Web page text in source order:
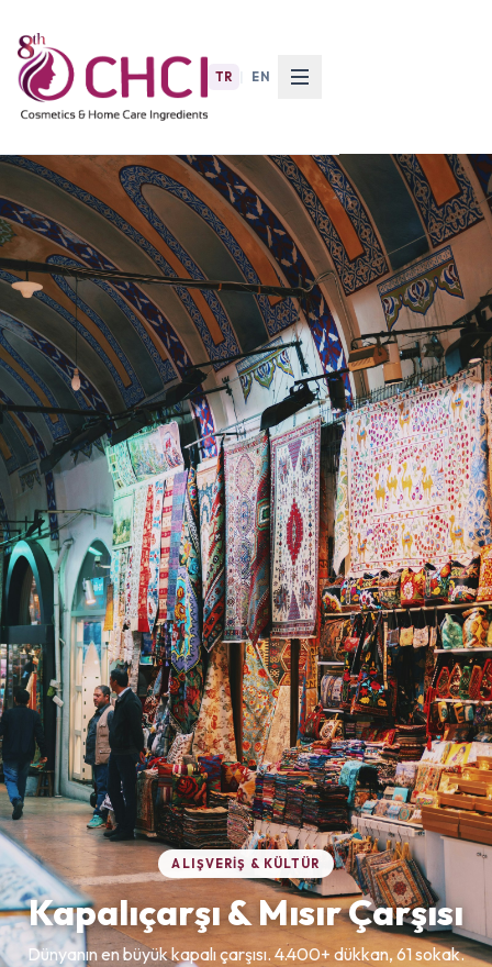
TR EN
ALIŞVERIŞ & KÜLTÜR
Kapalıçarşı & Mısır Çarşısı
Dünyanın en büyük kapalı çarşısı. 4.400+ dükkan, 61 sokak.